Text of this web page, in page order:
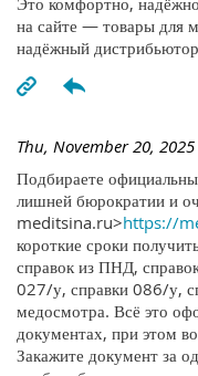
на сайте — товары для
надёжный
Thu, November 20,
Подбираете
лишней бюрократии и
meditsina.ru>https://
короткие сроки
справок из ПНД,
027/у, справки 086/у,
медосмотра. Всё это
документах, при этом
Закажите документ за